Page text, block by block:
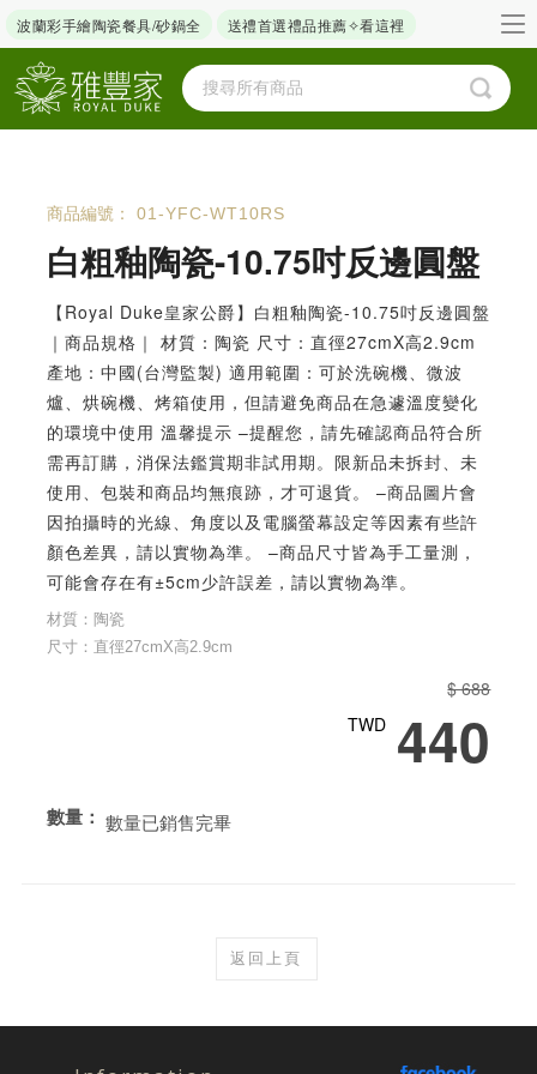
波蘭彩手繪陶瓷餐具/砂鍋全 送禮首選禮品推薦✧看這裡
商品編號： 01-YFC-WT10RS
白粗釉陶瓷-10.75吋反邊圓盤
【Royal Duke皇家公爵】白粗釉陶瓷-10.75吋反邊圓盤
｜商品規格｜ 材質：陶瓷 尺寸：直徑27cmX高2.9cm
產地：中國(台灣監製) 適用範圍：可於洗碗機、微波
爐、烘碗機、烤箱使用，但請避免商品在急遽溫度變化
的環境中使用 溫馨提示 –提醒您，請先確認商品符合所
需再訂購，消保法鑑賞期非試用期。限新品未拆封、未
使用、包裝和商品均無痕跡，才可退貨。 –商品圖片會
因拍攝時的光線、角度以及電腦螢幕設定等因素有些許
顏色差異，請以實物為準。 –商品尺寸皆為手工量測，
可能會存在有±5cm少許誤差，請以實物為準。
材質：陶瓷
尺寸：直徑27cmX高2.9cm
$ 688
TWD 440
數量： 數量已銷售完畢
返回上頁